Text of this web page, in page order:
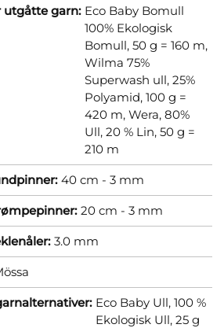
utgåtte garn: Eco Baby Bomull
100% Ekologisk
Bomull, 50 g = 160 m,
Wilma 75%
Superwash ull, 25%
Polyamid, 100 g =
420 m, Wera, 80%
Ull, 20 % Lin, 50 g =
210 m
40 cm - 3 mm
20 cm - 3 mm
3.0 mm
Eco Baby Ull, 100 %
Ekologisk Ull, 25 g